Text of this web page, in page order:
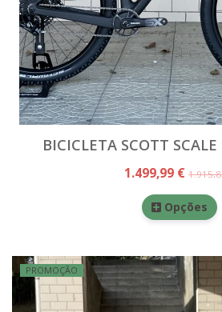
BICICLETA SCOTT
1.499,99 €
Opções
PROMOÇÃO